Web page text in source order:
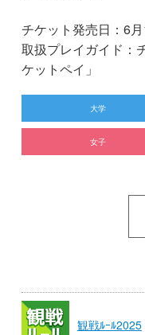
チケット発売日：6
取扱プレイガイド：
ケットペイ」
大学
女子
観戦ﾙｰﾙ2025